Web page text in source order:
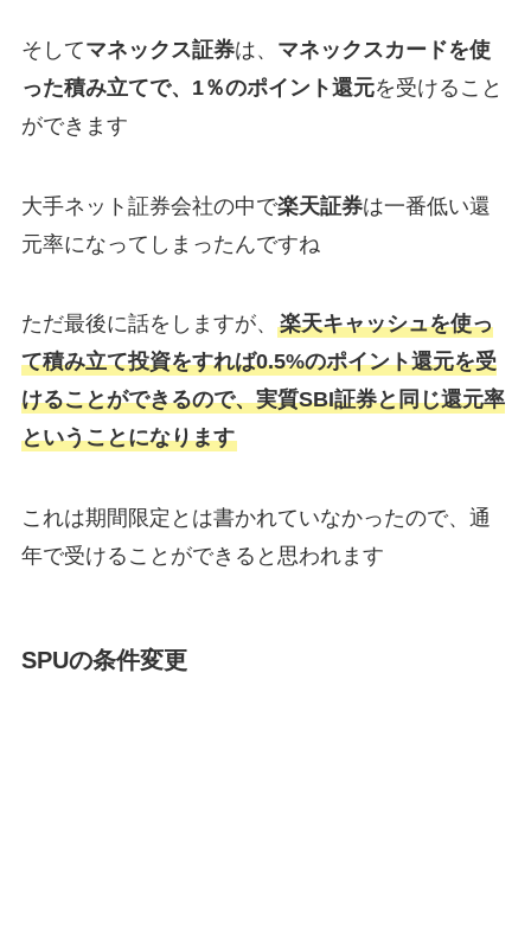
そしてマネックス証券は、 マネックスカードを使
った積み立てで、1％のポイント還元を受けること
ができます
大手ネット証券会社の中で楽天証券は一番低い還
元率になってしまったんですね
ただ最後に話をしますが、 楽天キャッシュを使っ
て積み立て投資をすれば0.5%のポイント還元を受
けることができるので、実質SBI証券と同じ還元率
ということになります
これは期間限定とは書かれていなかったので、通
年で受けることができると思われます
SPUの条件変更